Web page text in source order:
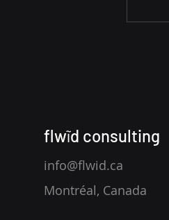
clé
flwĩd consulting
info@flwid.ca
Montréal, Canada